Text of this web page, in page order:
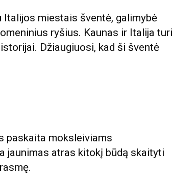
Italijos miestais šventė, galimybė
ryšius. Kaunas ir Italija turi
Džiaugiuosi, kad ši šventė
paskaita moksleiviams
jaunimas atras kitokį būdą skaityti